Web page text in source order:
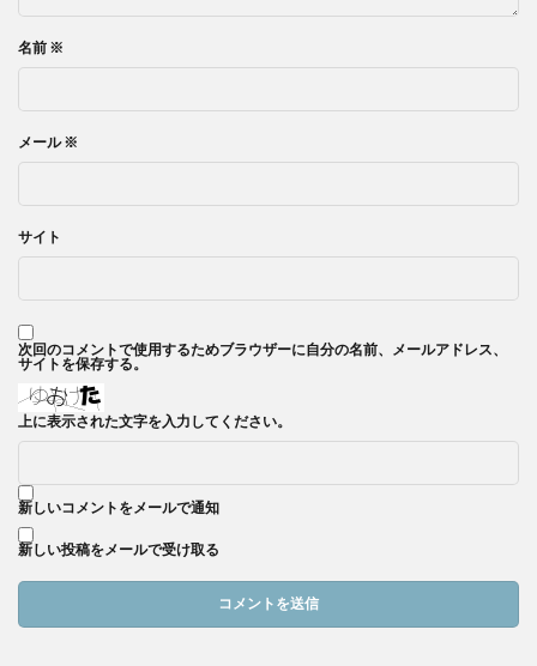
名前 ※
メール※
サイト
次回のコメントで使用するためブラウザーに自分の名前、メールアドレス、
サイトを保存する。
上に表示された文字を入力してください。
新しいコメントをメールで通知
新しい投稿をメールで受け取る